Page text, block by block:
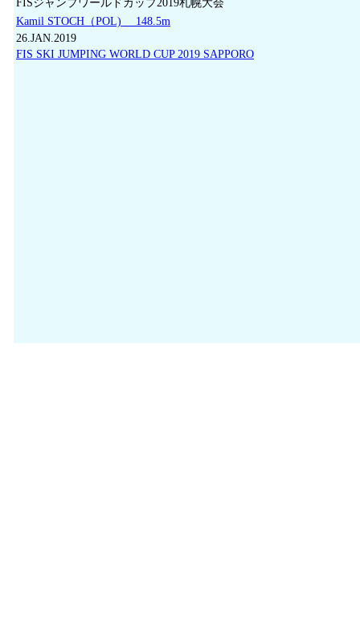
FISジャンプワールドカップ2019札幌大会
Kamil STOCH（POL) 148.5m
26.JAN.2019
FIS SKI JUMPING WORLD CUP 2019 SAPPORO